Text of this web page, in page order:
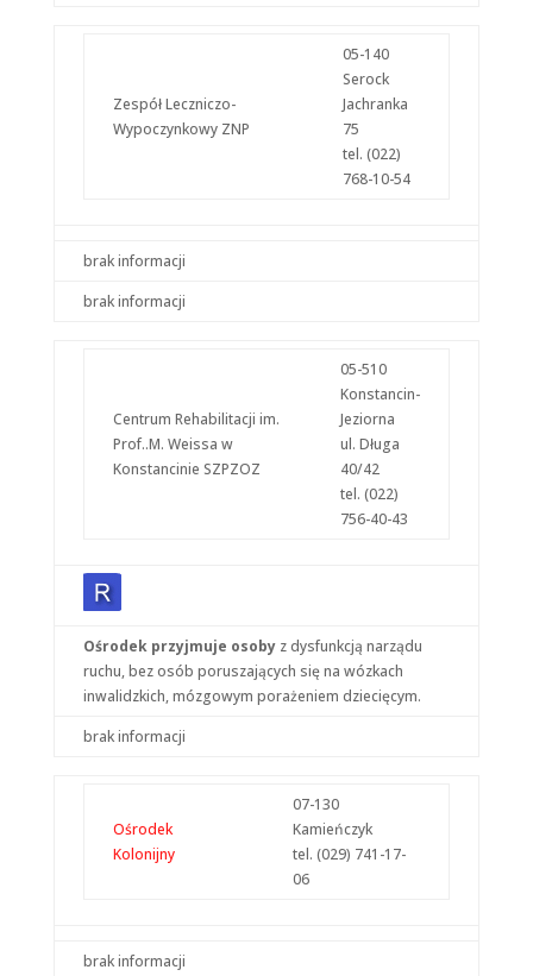
Zespół Leczniczo-
Wypoczynkowy ZNP
05-140
Serock
Jachranka
75
tel. (022)
768-10-54
brak informacji
brak informacji
Centrum Rehabilitacji im.
Prof..M. Weissa w
Konstancinie SZPZOZ
05-510
Konstancin-
Jeziorna
ul. Długa
40/42
tel. (022)
756-40-43
Ośrodek przyjmuje osobyz dysfunkcją narządu
ruchu, bez osób poruszających się na wózkach
inwalidzkich, mózgowym porażeniem dziecięcym.
brak informacji
Ośrodek
Kolonijny
07-130
Kamieńczyk
tel. (029) 741-17-
06
brak informacji